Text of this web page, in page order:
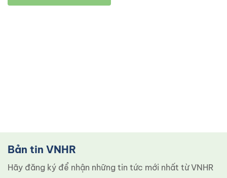
Bản tin VNHR
Hãy đăng ký để nhận những tin tức mới nhất từ ​​VNHR